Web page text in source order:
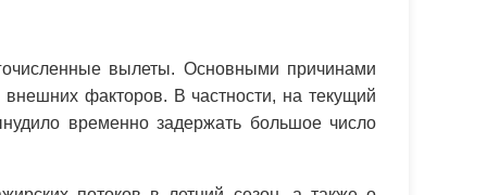
вылеты. Основными причинами
факторов. В частности, на текущий
временно задержать большое число